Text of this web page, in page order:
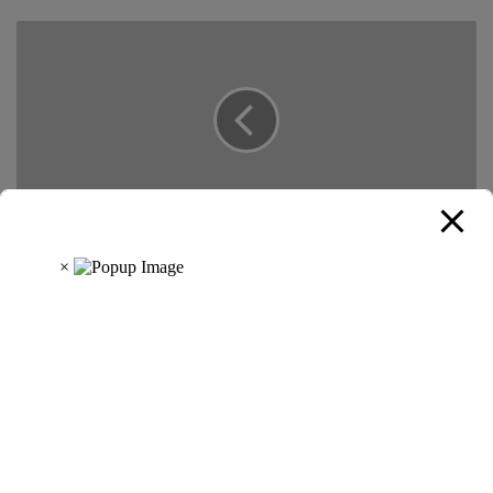
Agniveer Recruitment : 25 अप्रैल तक बढ़ी अग्निवीर भर्ती की
ऑनलाइन आवेदन तिथि, जानें पूरी जानकारी